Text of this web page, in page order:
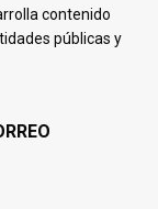
contenido
públicas y